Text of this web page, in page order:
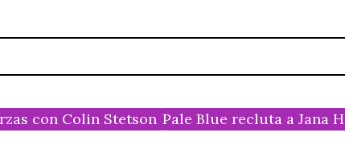
con Colin Stetson Pale Blue recluta a Jana